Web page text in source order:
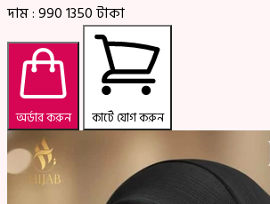
দাম :9901350টাকা
অর্ডার করুন কার্টে যোগ করুন